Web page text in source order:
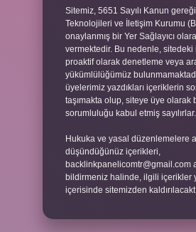
Sitemiz, 5651 Sayılı Kanun
Teknolojileri ve İletişim Kurumu
onaylanmış bir Yer Sağlayıcı
vermektedir. Bu nedenle, sitedeki
proaktif olarak denetleme veya
yükümlülüğümüz
üyelerimiz yazdıkları içeriklerin
taşımakta olup, siteye üye olarak
sorumluluğu kabul etmiş sayılırlar.
Hukuka ve yasal düzenlemelere
düşündüğünüz içerikleri,
backlinkpanelicomtr@gmail.com
bildirmeniz halinde, ilgili içerikler
içerisinde sitemizden